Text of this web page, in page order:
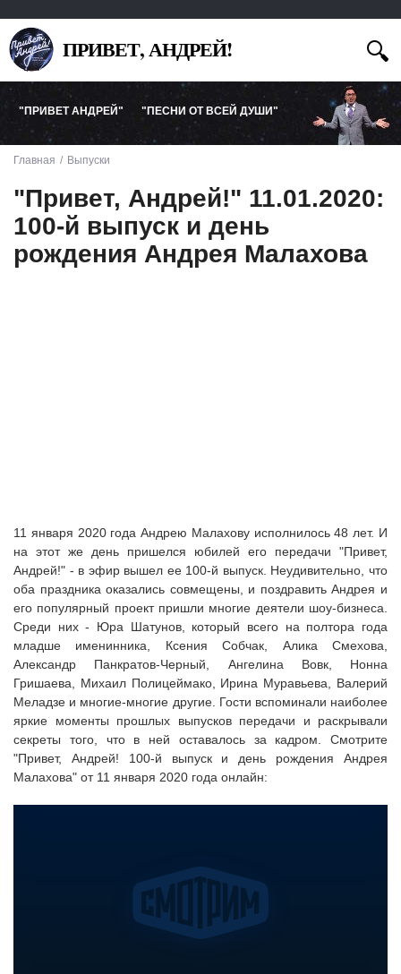
ПРИВЕТ, АНДРЕЙ!
"ПРИВЕТ АНДРЕЙ" "ПЕСНИ ОТ ВСЕЙ ДУШИ"
Главная Выпуски
"Привет, Андрей!" 11.01.2020:
100-й выпуск и день
рождения Андрея Малахова
11 января 2020 года Андрею Малахову исполнилось 48 лет. И
на этот же день пришелся юбилей его передачи "Привет,
Андрей!" - в эфир вышел ее 100-й выпуск. Неудивительно, что
оба праздника оказались совмещены, и поздравить Андрея и
его популярный проект пришли многие деятели шоу-бизнеса.
Среди них - Юра Шатунов, который всего на полтора года
младше именинника, Ксения Собчак, Алика Смехова,
Александр Панкратов-Черный, Ангелина Вовк, Нонна
Гришаева, Михаил Полицеймако, Ирина Муравьева, Валерий
Меладзе и многие-многие другие. Гости вспоминали наиболее
яркие моменты прошлых выпусков передачи и раскрывали
секреты того, что в ней оставалось за кадром. Смотрите
"Привет, Андрей! 100-й выпуск и день рождения Андрея
Малахова" от 11 января 2020 года онлайн: